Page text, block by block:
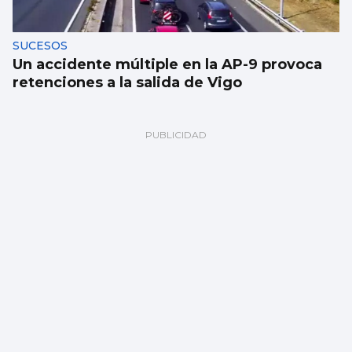
SUCESOS
Un accidente múltiple en la AP-9 provoca
retenciones a la salida de Vigo